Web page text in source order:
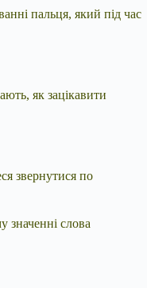
пальця, який під час
як зацікавити
звернутися по
значенні слова